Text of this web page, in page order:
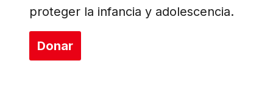
proteger la infancia y adolescencia.
Donar